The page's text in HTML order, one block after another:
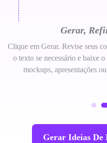
Gerar,
Clique em Gerar. Revise seus
o texto se necessário e baixe
mockups, apresentações
Gerar Ideias De